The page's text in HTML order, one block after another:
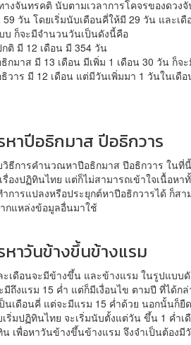
างจันทรคติ นับตามเวลาการโคจรของดวง
59 วัน โดยเริ่มนับเดือนคี่ให้มี 29 วัน และ
บ ก็จะมีจำนวนวันเป็นดังนี้คือ
ติ มี 12 เดือน มี 354 วัน
กมาส มี 13 เดือน มีเพิ่ม 1 เดือน 30 วัน ก็จ
วาร มี 12 เดือน แต่มีวันเพิ่มมา 1 วันในเดื
หาปีอธิกมาส ปีอธิกวาร
ธีการคำนวณหาปีอธิกมาส ปีอธิกวาร ในที่
รื่องปฏิทินไทย แต่ก็ไม่สามารถเข้าใจเนื้อ
การแปลงหรือประยุกต์หาปีอธิกวารได้ ก็ส
กแหล่งข้อมูลอื่นมาใช้
หาวันข้างขึ้นข้างแรม
เดือนจะมีข้างขึ้น และข้างแรม ในรูปแบบ
มีถึงแรม 15 ค่ำ แต่ก็มีเงื่อนไข ตามปี ที่ได้
นเดือนคี่ แต่จะมีแรม 15 ค่ำด้วย นอกนั้นก็ยื
ริ่มปฏิทินไทย จะเริ่มนับตั้งแต่วัน ขึ้น 1 ค่ำเ
เพื่อหาวันข้างขึ้นข้างแรม จึงจำเป็นต้อง